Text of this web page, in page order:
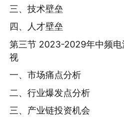
三、技术壁垒
四、人才壁垒
第三节 2023-2029年中频电
视
一、市场痛点分析
二、行业爆发点分析
三、产业链投资机会